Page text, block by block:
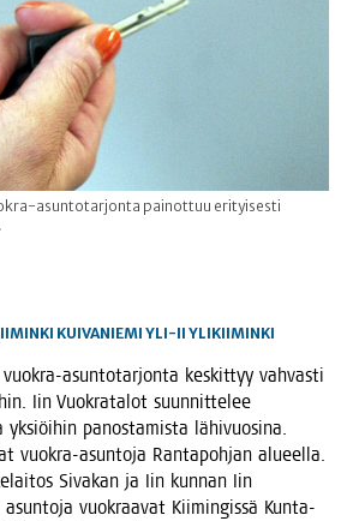
asuntotarjonta painottuu erityisesti
KUIVANIEMI YLI-II YLIKIIMINKI
asun­to­tar­jon­ta kes­kit­tyy vah­vas­ti
Iin Vuo­kra­ta­lot suun­nit­te­lee
yksiöi­hin panos­ta­mis­ta lähi­vuo­si­na.
vuo­kra-asun­to­ja Ran­ta­poh­jan alu­eel­la.
Siva­kan ja Iin kun­nan Iin
vuo­kraa­vat Kii­min­gis­sä Kun­ta-